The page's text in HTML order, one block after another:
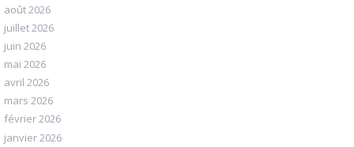
août 2026
juillet 2026
juin 2026
mai 2026
avril 2026
mars 2026
février 2026
janvier 2026